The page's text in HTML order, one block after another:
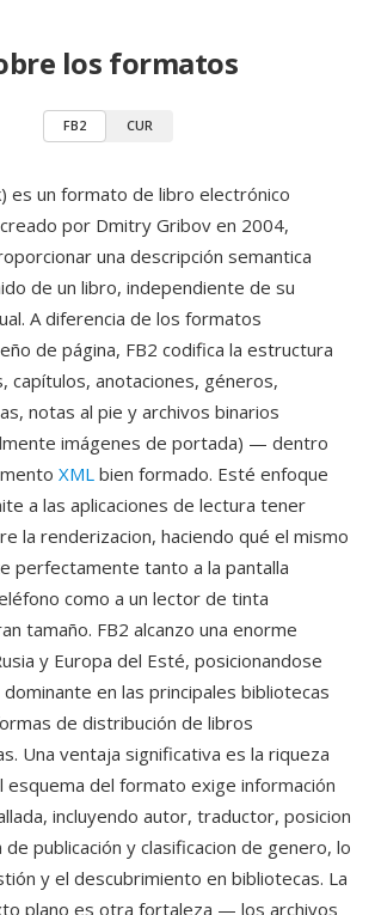
los formatos
FB2 CUR
es un formato de libro electrónico
por Dmitry Gribov en 2004,
una descripción semantica
de un libro, independiente de su
A diferencia de los formatos
de página, FB2 codifica la estructura
anotaciones, géneros,
notas al pie y archivos binarios
imágenes de portada) — dentro
XML bien formado. Esté enfoque
a las aplicaciones de lectura tener
la renderizacion, haciendo qué el mismo
perfectamente tanto a la pantalla
como a un lector de tinta
tamaño. FB2 alcanzo una enorme
y Europa del Esté, posicionandose
en las principales bibliotecas
de distribución de libros
Una ventaja significativa es la riqueza
esquema del formato exige información
incluyendo autor, traductor, posicion
publicación y clasificacion de genero, lo
y el descubrimiento en bibliotecas. La
plano es otra fortaleza — los archivos